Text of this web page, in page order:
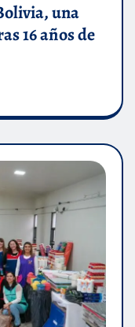
una
16 años de